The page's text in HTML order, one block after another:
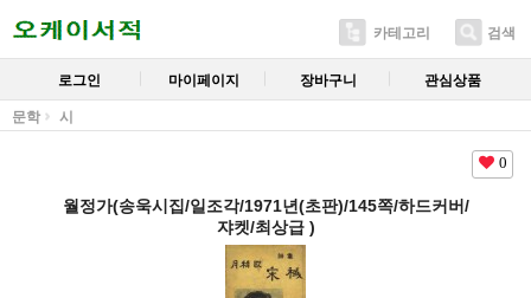
카테고리 검색
로그인 마이페이지 장바구니 관심상품
문학 시
0
월정가(송욱시집/일조각/1971년(초판)/145쪽/하드커버/
쟈켓/최상급 )